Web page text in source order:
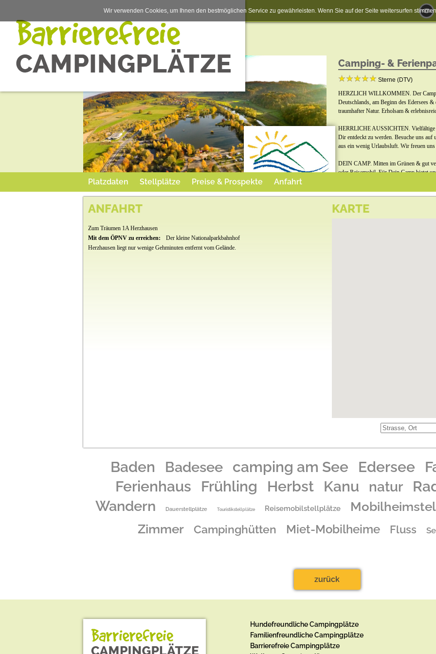
Camping- &
Sterne (DTV)
HERZLICH WILLKOMMEN. Der
Deutschlands, am Beginn des Edersees
traumhafter Natur. Erholsam &
HERRLICHE AUSSICHTEN. Vielfältige
Dir entdeckt zu werden. Besuche uns auf
aus ein wenig Urlaubsluft. Wir freuen
DEIN CAMP. Mitten im Grünen & gut
oder Reisemobil. Für Dein Camp bietet
DEIN FERIENHAUS. Wir bieten Dir
ABENTEUER NATUR. Die traumhaft
Platzdaten Stellplätze Preise & Prospekte Anfahrt
ANFAHRT
Zum Träumen 1A Herzhausen
Mit dem ÖPNV zu erreichen:
Der kleine Nationalparkbahnhof
Herzhausen liegt nur wenige Gehminuten entfernt vom Gelände.
KARTE
Baden Badesee camping am See Edersee
Ferienhaus
Frühling Herbst Kanu natur
Wandern
Dauerstellplätze Touristikstellplätze Reisemobilstellplätze
Zimmer Campinghütten Miet-Mobilheime Fluss
zurück
Hundefreundliche Campingplätze
Familienfreundliche Campingplätze
Barrierefreie Campingplätze
Wir verwenden Cookies, um Ihnen den bestmöglichen Service zu gewährleisten. Wenn Sie auf der Seite weitersurfen